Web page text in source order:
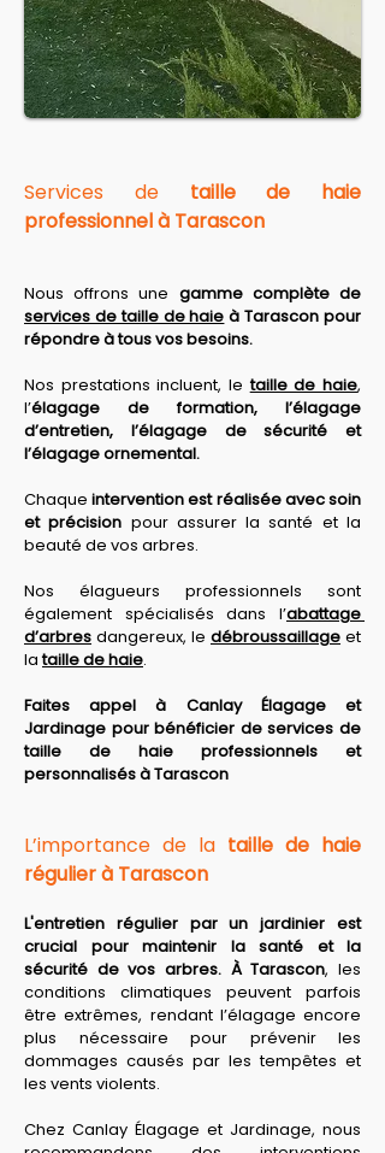
Services de taille de haie
professionnel à Tarascon
Nous offrons une
services de taille de haie à Tarascon pour
répondre à tous vos besoins.
Nos prestations incluent, le taille de haie,
l’élagage de formation, l’élagage
d’entretien, l’élagage de sécurité et
l’élagage ornemental.
Chaque intervention est réalisée avec soin
et précision pour assurer la santé et la
beauté de vos arbres.
Nos élagueurs professionnels sont
également spécialisés dans l’abattage
d’arbres dangereux, le débroussaillage et
la taille de haie.
Faites appel à Canlay Élagage et
Jardinage pour bénéficier de services de
taille de haie professionnels et
personnalisés à Tarascon
L’importance de la taille de haie
régulier à Tarascon
L'entretien régulier par un jardinier est
crucial pour maintenir la santé et la
sécurité de vos arbres. À Tarascon, les
conditions climatiques peuvent parfois
être extrêmes, rendant l’élagage encore
plus nécessaire pour prévenir les
dommages causés par les tempêtes et
les vents violents.
Chez Canlay Élagage et Jardinage, nous